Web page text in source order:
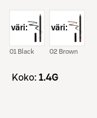
väri:
01 Black
väri:
02 Brown
koko: 1.4G